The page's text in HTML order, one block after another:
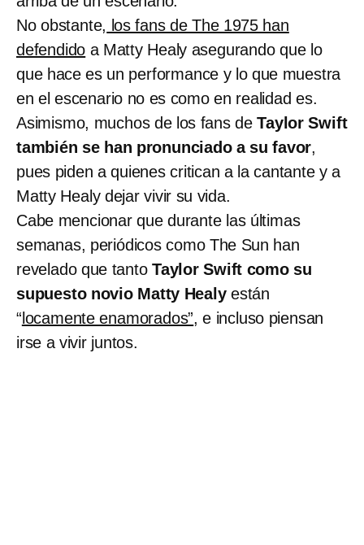
No obstante, los fans de The 1975 han
defendido a Matty Healy asegurando que lo
que hace es un performance y lo que muestra
en el escenario no es como en realidad es.
Asimismo, muchos de los fans deTaylor Swift
también se han pronunciado a su favor,
pues piden a quienes critican a la cantante y a
Matty Healy dejar vivir su vida.
Cabe mencionar que durante las últimas
semanas, periódicos como The Sun han
revelado que tantoTaylor Swift como su
supuesto novio Matty Healyestán
“ locamente enamorados”, e incluso piensan
irse a vivir juntos.